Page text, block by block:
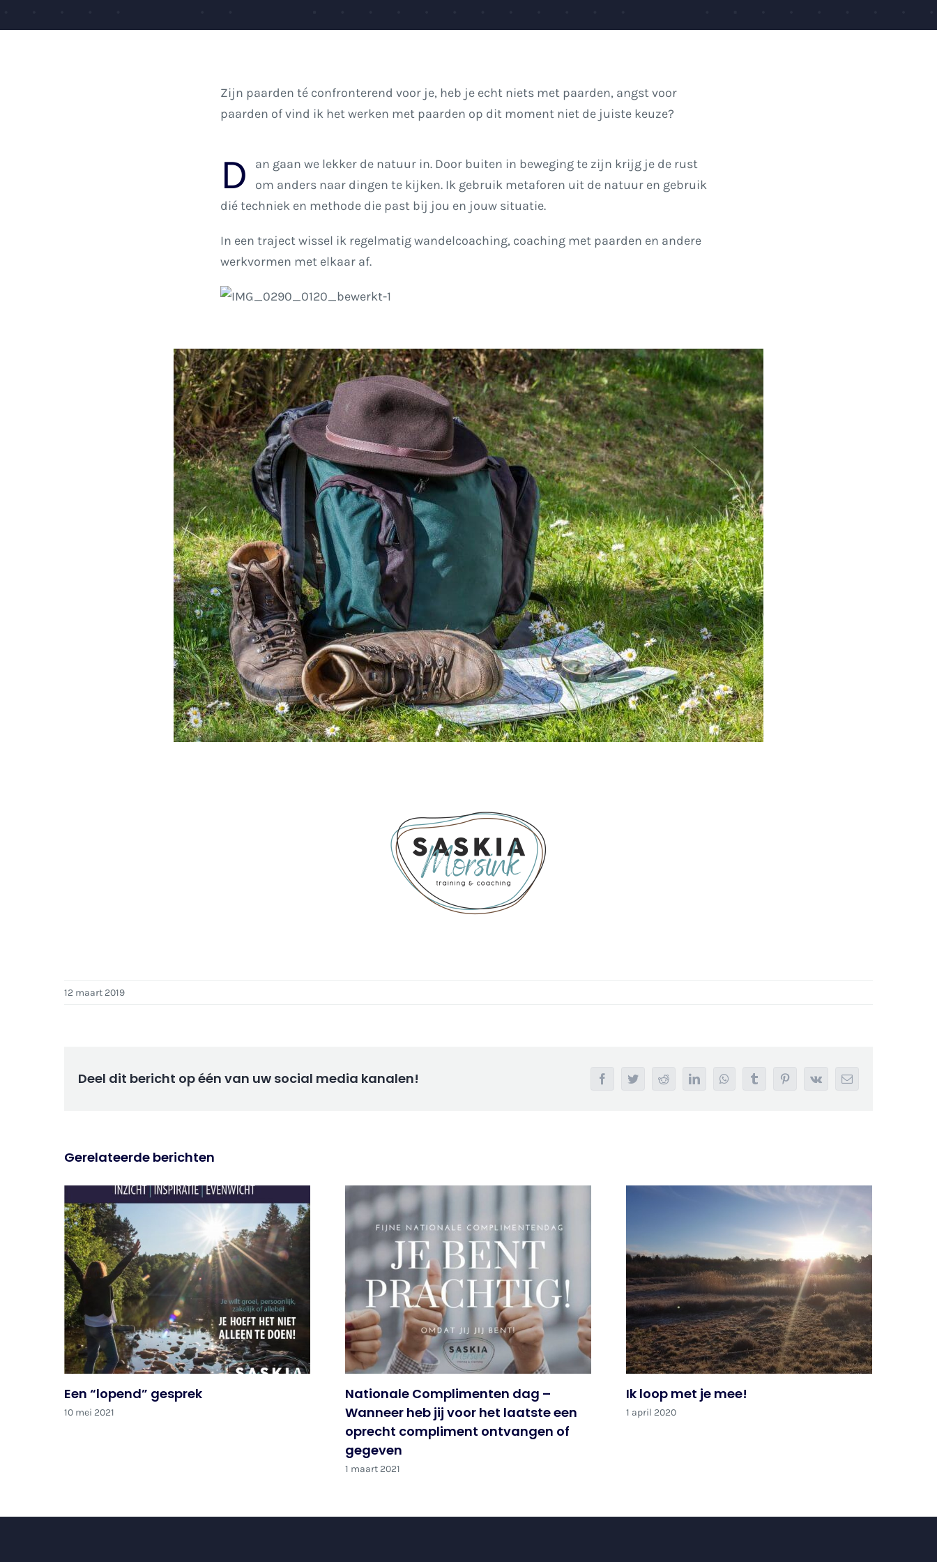
Zijn paarden té confronterend voor je, heb je echt niets met paarden, angst voor
paarden of vind ik het werken met paarden op dit moment niet de juiste keuze?
D
an gaan we lekker de natuur in. Door buiten in beweging te zijn krijg je de rust
om anders naar dingen te kijken. Ik gebruik metaforen uit de natuur en gebruik
dié techniek en methode die past bij jou en jouw situatie.
In een traject wissel ik regelmatig wandelcoaching, coaching met paarden en andere
werkvormen met elkaar af.
12 maart 2019
Deel dit bericht op één van uw social media kanalen! FacebookTwitterRedditLinkedInWhatsAppTumblrPinterest
Vk
E-
Gerelateerde berichten
Een “lopend” gesprek
10 mei 2021
Nationale Complimenten dag –
Wanneer heb jij voor het laatste een
oprecht compliment ontvangen of
gegeven
1 maart 2021
Ik loop met je mee!
1 april 2020